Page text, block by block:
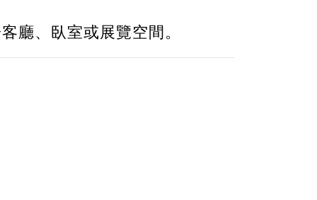
廳、臥室或展覽空間。